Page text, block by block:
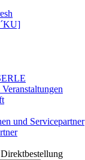
und Servicepartner
Direktbestellung